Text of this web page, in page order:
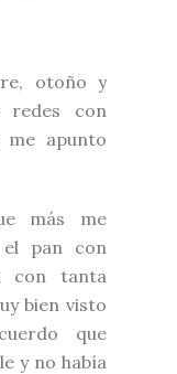
otoño y
redes con
apunto
más me
el pan con
con tanta
bien visto
que
y no había